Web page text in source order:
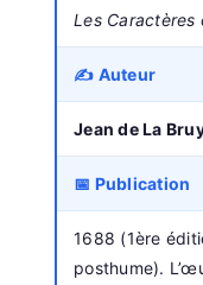
Les
✍️ Auteur
Jean de La
📅 Publication
1688 (1ère
posthume).